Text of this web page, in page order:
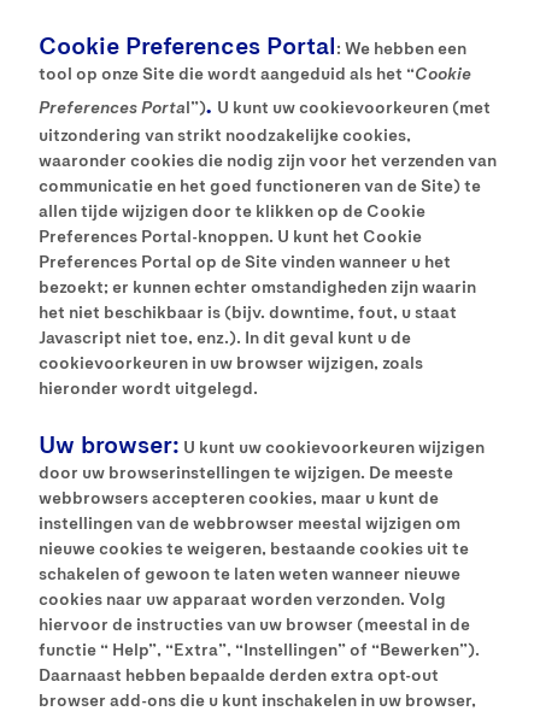
Cookie Preferences Portal: We hebben een
tool op onze Site die wordt aangeduid als het “Cookie
Preferences Portal”). U kunt uw cookievoorkeuren (met
uitzondering van strikt noodzakelijke cookies,
waaronder cookies die nodig zijn voor het verzenden van
communicatie en het goed functioneren van de Site) te
allen tijde wijzigen door te klikken op de Cookie
Preferences Portal-knoppen. U kunt het Cookie
Preferences Portal op de Site vinden wanneer u het
bezoekt; er kunnen echter omstandigheden zijn waarin
het niet beschikbaar is (bijv. downtime, fout, u staat
Javascript niet toe, enz.). In dit geval kunt u de
cookievoorkeuren in uw browser wijzigen, zoals
hieronder wordt uitgelegd.
Uw browser: U kunt uw cookievoorkeuren wijzigen
door uw browserinstellingen te wijzigen. De meeste
webbrowsers accepteren cookies, maar u kunt de
instellingen van de webbrowser meestal wijzigen om
nieuwe cookies te weigeren, bestaande cookies uit te
schakelen of gewoon te laten weten wanneer nieuwe
cookies naar uw apparaat worden verzonden. Volg
hiervoor de instructies van uw browser (meestal in de
functie “ Help”, “Extra”, “Instellingen” of “Bewerken”).
Daarnaast hebben bepaalde derden extra opt-out
browser add-ons die u kunt inschakelen in uw browser,